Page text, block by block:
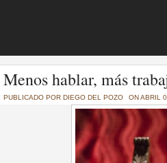
Un recorrido por
of Thrones a través
Recomendación de la semana
Menos hablar, más
PUBLICADO POR DIEGO DEL POZO ON ABRIL